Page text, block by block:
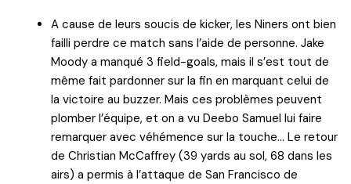
A cause de leurs soucis de kicker, les Niners ont bien
failli perdre ce match sans l’aide de personne. Jake
Moody a manqué 3 field-goals, mais il s’est tout de
même fait pardonner sur la fin en marquant celui de
la victoire au buzzer. Mais ces problèmes peuvent
plomber l’équipe, et on a vu Deebo Samuel lui faire
remarquer avec véhémence sur la touche… Le retour
de Christian McCaffrey (39 yards au sol, 68 dans les
airs) a permis à l’attaque de San Francisco de